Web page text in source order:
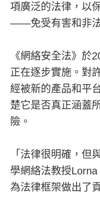
項廣泛的法律，以
——免受有害和非法
《網絡安全法》於
正在逐步實施。對
經被新的產品和平
楚它是否真正涵蓋
險。
「法律很明確，但
學網絡法教授
為法律框架做出了